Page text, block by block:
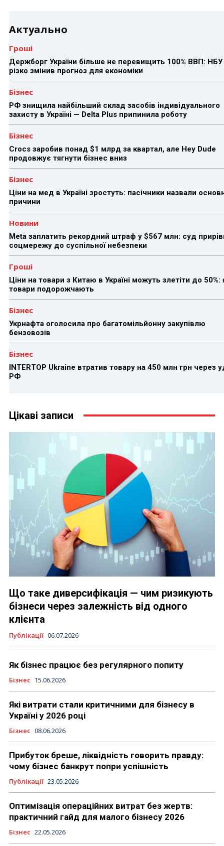
Актуально
Гроші
Держборг України більше не перевищить 100% ВВП: НБУ
різко змінив прогноз для економіки
Бізнес
РФ знищила найбільший склад засобів індивідуального
захисту в Україні — Delta Plus припинила роботу
Бізнес
Crocs заробив понад $1 млрд за квартал, але Hey Dude
продовжує тягнути бізнес вниз
Бізнес
Ціни на мед в Україні зростуть: пасічники назвали
причини
Новини
Meta заплатить рекордний штраф у $567 млн: суд
соцмережу до суспільної небезпеки
Гроші
Ціни на товари з Китаю в Україні можуть злетіти до 50%:
товари подорожчають
Бізнес
Укрнафта оголосила про багатомільйонну закупівлю
бензовозів
Бізнес
INTERTOP Ukraine втратив товару на 450 млн грн через
РФ
Цікаві записи
Що таке диверсифікація — чим ризикують
бізнеси через залежність від одного
клієнта
Публікації 06.07.2026
Як бізнес працює без регулярного попиту
Бізнес 15.06.2026
Які витрати стали критичними для бізнесу в
Україні у 2026 році
Бізнес 08.06.2026
Прибуток бреше, ліквідність говорить правду:
чому бізнес банкрут попри успішність
Публікації 23.05.2026
Оптимізація операційних витрат без жертв:
практичний гайд для малого бізнесу 2026
Бізнес 22.05.2026